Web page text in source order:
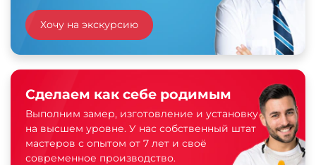
Хочу на экскурсию
Сделаем как себе родимым
Выполним замер, изготовление и установку
на высшем уровне. У нас собственный штат
мастеров с опытом от 7 лет и своё
современное производство.